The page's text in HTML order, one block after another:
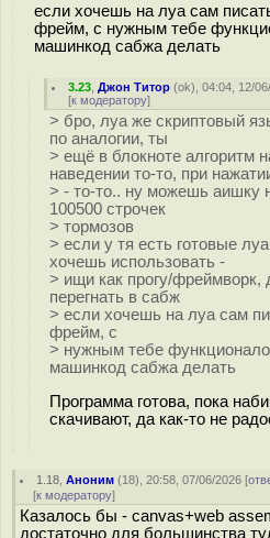
если хочешь на луа сам
фрейм, с нужным тебе
машинкод сабжа делать
3.23 ,Джон Титор (ok), 04:04, 12/
[к модератору]
> бро, луа же скриптовый
по аналогии, ты
> ещё в блокноте алгоритм
наведении то-то, при
> - то-то.. ну можешь аишку
100500 строчек
> тормозов
> если у тя есть готовые
хочешь использовать -
> ищи как прогу/фреймворк,
перегнать в сабж
> если хочешь на луа сам
фрейм, с
> нужным тебе
машинкод сабжа делать
Программа готова, пока
скачивают, да как-то не
1.18 ,Аноним (18), 20:58, 07/06/2026 [
[к модератору]
Казалось бы - canvas+web
достаточно для большинства